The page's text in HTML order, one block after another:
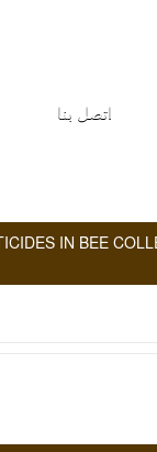
اتصل بنا
IN BEE